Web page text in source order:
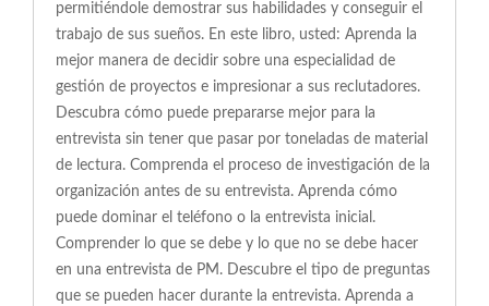
permitiéndole demostrar sus habilidades y conseguir el
trabajo de sus sueños. En este libro, usted: Aprenda la
mejor manera de decidir sobre una especialidad de
gestión de proyectos e impresionar a sus reclutadores.
Descubra cómo puede prepararse mejor para la
entrevista sin tener que pasar por toneladas de material
de lectura. Comprenda el proceso de investigación de la
organización antes de su entrevista. Aprenda cómo
puede dominar el teléfono o la entrevista inicial.
Comprender lo que se debe y lo que no se debe hacer
en una entrevista de PM. Descubre el tipo de preguntas
que se pueden hacer durante la entrevista. Aprenda a